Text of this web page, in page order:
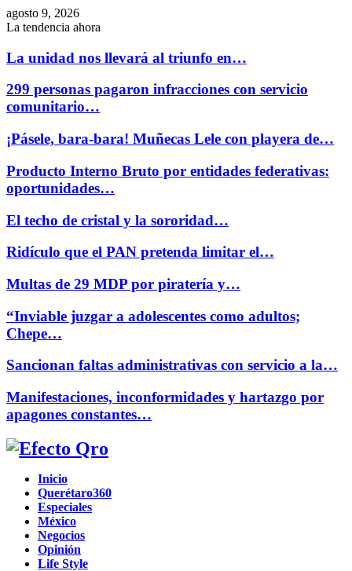
agosto 9, 2026
La tendencia ahora
La unidad nos llevará al triunfo en…
299 personas pagaron infracciones con servicio
comunitario…
¡Pásele, bara-bara! Muñecas Lele con playera de…
Producto Interno Bruto por entidades federativas:
oportunidades…
El techo de cristal y la sororidad…
Ridículo que el PAN pretenda limitar el…
Multas de 29 MDP por piratería y…
“Inviable juzgar a adolescentes como adultos;
Chepe…
Sancionan faltas administrativas con servicio a la…
Manifestaciones, inconformidades y hartazgo por
apagones constantes…
Facebook
Twitter
Instagram
Youtube
Whatsapp
Inicio
Querétaro360
Especiales
México
Negocios
Opinión
Life Style